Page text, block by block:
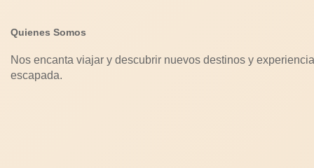
Quienes Somos
Nos encanta viajar y descubrir nuevos destinos y
escapada.